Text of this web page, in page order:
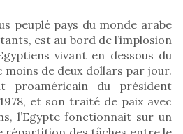
peuplé pays du monde arabe
est au bord de l’implosion
vivant en dessous du
moins de deux dollars par jour.
proaméricain du président
et son traité de paix avec
l’Egypte fonctionnait sur un